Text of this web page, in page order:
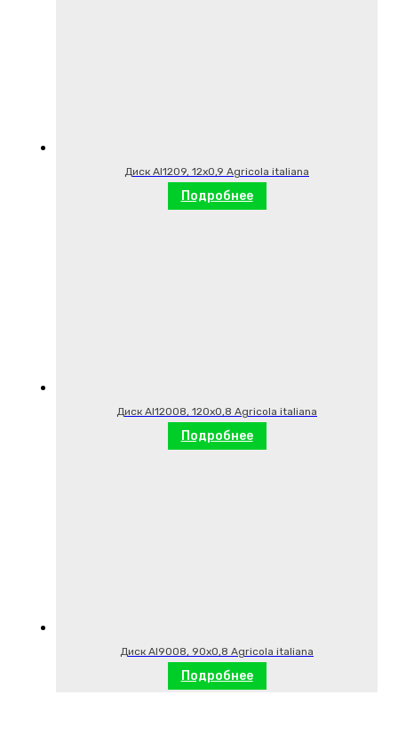
Диск AI1209, 12х0,9 Agricola italiana
Подробнее
Диск AI12008, 120х0,8 Agricola italiana
Подробнее
Диск AI9008, 90х0,8 Agricola italiana
Подробнее